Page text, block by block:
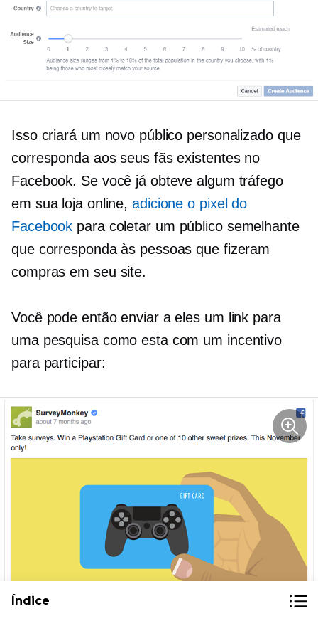
Isso criará um novo público personalizado que
corresponda aos seus fãs existentes no
Facebook. Se você já obteve algum tráfego
em sua loja online, adicione o pixel do
Facebook para coletar um público semelhante
que corresponda às pessoas que fizeram
compras em seu site.
Você pode então enviar a eles um link para
uma pesquisa como esta com um incentivo
para participar:
Índice